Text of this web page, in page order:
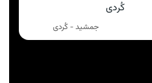
جمشید - کُردی